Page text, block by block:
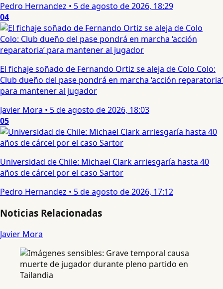
Pedro Hernandez • 5 de agosto de 2026, 18:29
04
El fichaje soñado de Fernando Ortiz se aleja de Colo Colo:
Club dueño del pase pondrá en marcha ‘acción reparatoria’
para mantener al jugador
Javier Mora • 5 de agosto de 2026, 18:03
05
Universidad de Chile: Michael Clark arriesgaría hasta 40
años de cárcel por el caso Sartor
Pedro Hernandez • 5 de agosto de 2026, 17:12
Noticias Relacionadas
Javier Mora